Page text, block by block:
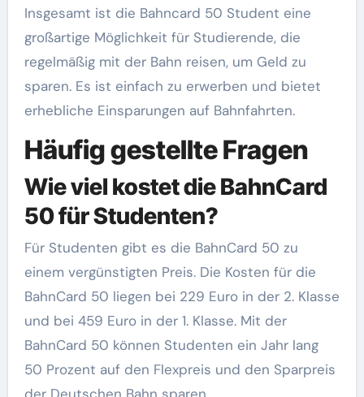
Insgesamt ist die Bahncard 50 Student eine
großartige Möglichkeit für Studierende, die
regelmäßig mit der Bahn reisen, um Geld zu
sparen. Es ist einfach zu erwerben und bietet
erhebliche Einsparungen auf Bahnfahrten.
Häufig gestellte Fragen
Wie viel kostet die BahnCard
50 für Studenten?
Für Studenten gibt es die BahnCard 50 zu
einem vergünstigten Preis. Die Kosten für die
BahnCard 50 liegen bei 229 Euro in der 2. Klasse
und bei 459 Euro in der 1. Klasse. Mit der
BahnCard 50 können Studenten ein Jahr lang
50 Prozent auf den Flexpreis und den Sparpreis